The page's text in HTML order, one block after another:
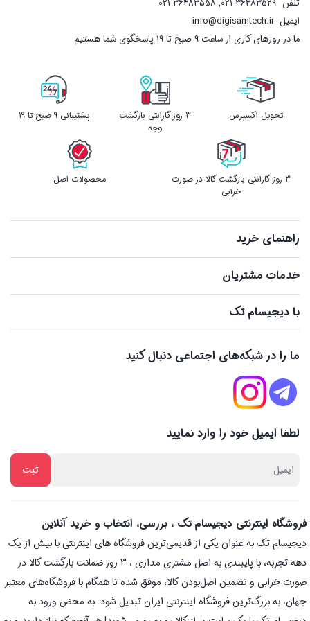
ایمیلinfo@digisamtech.ir
ما در روزهای کاری از ساعت ۹ صبح تا ۱۹ پاسخگوی شما هستیم
تحویل اکسپرس
3 روز گارانتی بازگشت
وجه
پشتیبانی 9 صبح تا 19
3 روز گارانتی بازگشت کالا در صورت
خرابی
محصولات اصل
راهنمای خرید
خدمات مشتریان
با دیجیسام تک
ما را در شبکه‌های اجتماعی دنبال کنید
لطفا ایمیل خود را وارد نمایید
فروشگاه اینترنتی دیجیسام تک ، بررسی، انتخاب و خرید آنلاین
دیجیسام تک به عنوان یکی از قدیمی‌ترین فروشگاه های اینترنتی با بیش از یک
دهه تجربه، با پایبندی به اصل مشتری مداری ، 3 روز ضمانت بازگشت کالا در
صورت خرابی و تضمین اصل‌بودن کالا، موفق شده تا همگام با فروشگاه‌های معتبر
جهان، به بزرگ‌ترین فروشگاه اینترنتی ایران تبدیل شود. به محض ورود به